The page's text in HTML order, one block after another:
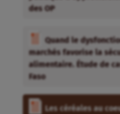
des OP
Quand le
marchés favorise la
alimentaire. Étude de
Faso
Les céréales au